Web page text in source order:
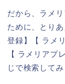
だから、ラメ
ために、とり
登録】【 ラメ
【 ラメリアプ
じで検索して